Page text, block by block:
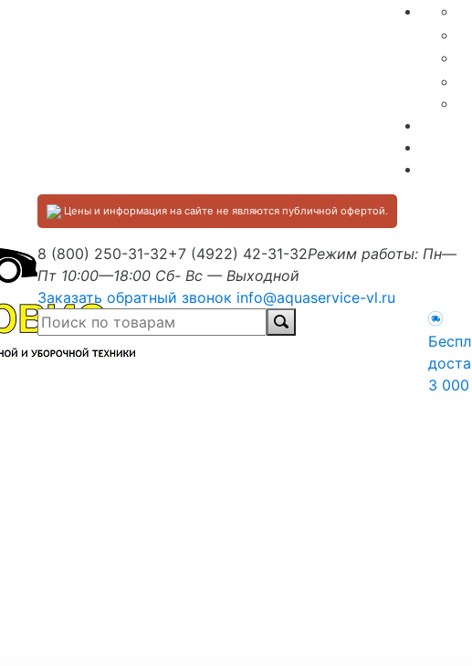
Цены и информация на сайте не являются публичной офертой.
8 (800) 250-31-32+7 (4922) 42-31-32Режим работы: Пн—
Пт 10:00—18:00 Сб- Вс — Выходной
Заказать обратный звонок info@aquaservice-vl.ru
3 000